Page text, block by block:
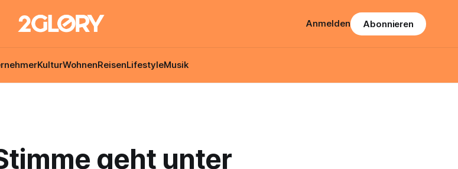
KulturWohnenReisenLifestyleMusik
Anmelden Abonnieren
geht unter